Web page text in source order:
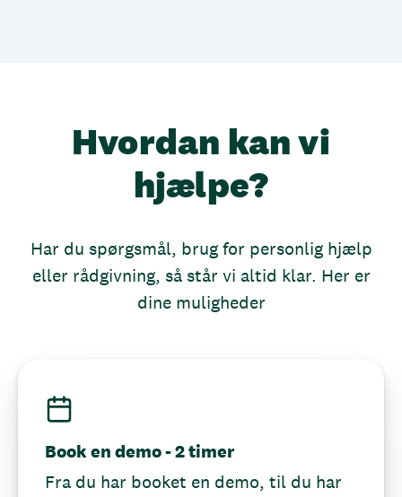
Hvordan kan vi
hjælpe?
Har du spørgsmål, brug for personlig hjælp
eller rådgivning, så står vi altid klar. Her er
dine muligheder
Book en demo - 2 timer
Fra du har booket en demo, til du har